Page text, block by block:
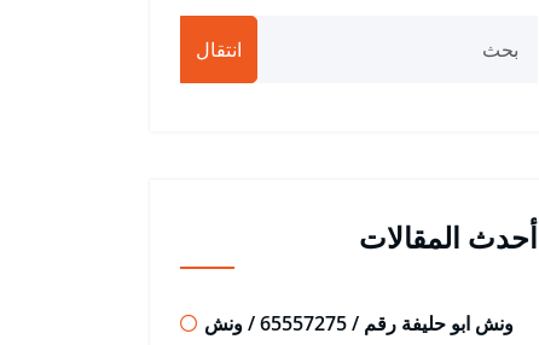
انتقال
أحدث المقالات
ونش ابو حليفة رقم / 65557275 / ونش